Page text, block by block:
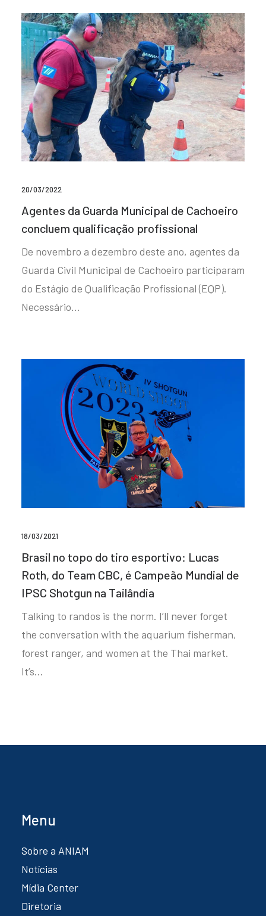
20/03/2022
Agentes da Guarda Municipal de Cachoeiro
concluem qualificação profissional
De novembro a dezembro deste ano, agentes da
Guarda Civil Municipal de Cachoeiro participaram
do Estágio de Qualificação Profissional (EQP).
Necessário…
18/03/2021
Brasil no topo do tiro esportivo: Lucas
Roth, do Team CBC, é Campeão Mundial de
IPSC Shotgun na Tailândia
Talking to randos is the norm. I’ll never forget
the conversation with the aquarium fisherman,
forest ranger, and women at the Thai market.
It’s…
Menu
Sobre a ANIAM
Notícias
Mídia Center
Diretoria